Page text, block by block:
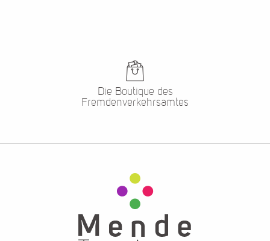
Die Boutique des
Fremdenverkehrsamtes